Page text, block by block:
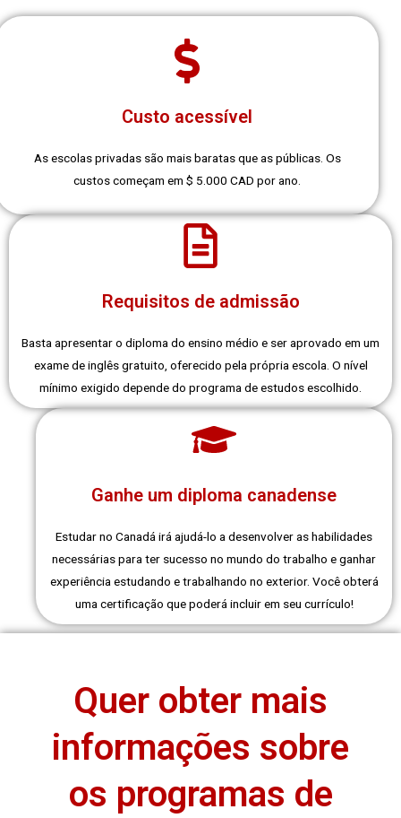
Custo acessível
As escolas privadas são mais baratas que as públicas. Os
custos começam em $ 5.000 CAD por ano.
Requisitos de admissão
Basta apresentar o diploma do ensino médio e ser aprovado em um
exame de inglês gratuito, oferecido pela própria escola. O nível
mínimo exigido depende do programa de estudos escolhido.
Ganhe um diploma canadense
Estudar no Canadá irá ajudá-lo a desenvolver as habilidades
necessárias para ter sucesso no mundo do trabalho e ganhar
experiência estudando e trabalhando no exterior. Você obterá
uma certificação que poderá incluir em seu currículo!
Quer obter mais
informações sobre
os programas de